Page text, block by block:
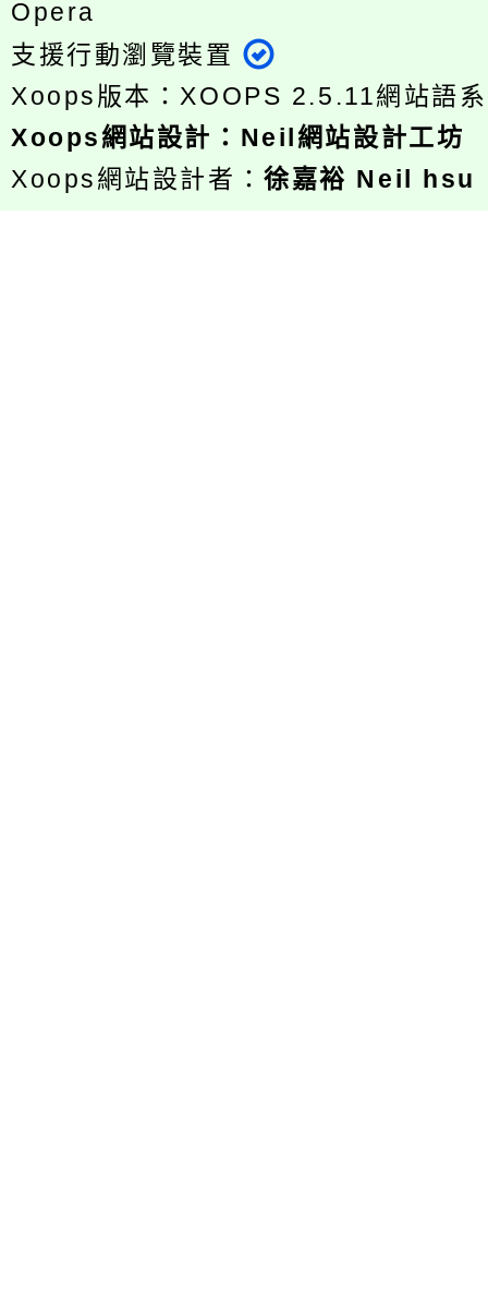
Opera
支援行動瀏覽裝置
Xoops版本： XOOPS 2.5.11網站語
Xoops網站設計 ： Neil網站設計工坊
Xoops網站設計者：徐嘉裕 Neil hsu